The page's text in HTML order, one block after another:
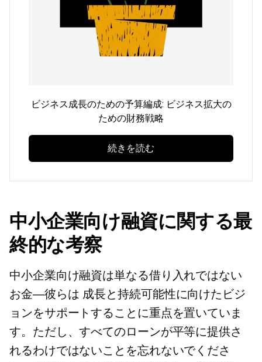
ビジネス成長のための予算編成: ビジネス拡大の
ための財務戦略
続きを読む
中小企業向け融資に関する最
終的な考察
中小企業向け融資は単なる借り入れではない
お金—彼らは 成長と持続可能性に向けたビジ
ョンをサポートすることに重点を置いていま
す。ただし、すべてのローンが平等に提供さ
れるわけではないことを忘れないでくださ